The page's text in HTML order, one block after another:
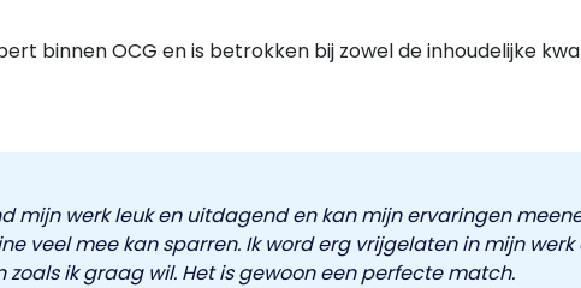
binnen OCG en is betrokken bij zowel de inhoudelijke
mijn werk leuk en uitdagend en kan mijn ervaringen
veel mee kan sparren. Ik word erg vrijgelaten in mijn
ik graag wil. Het is gewoon een perfecte match.